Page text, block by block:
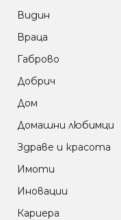
Видин
Враца
Габрово
Добрич
Дом
Домашни любимци
Здраве и красота
Имоти
Иновации
Кариера